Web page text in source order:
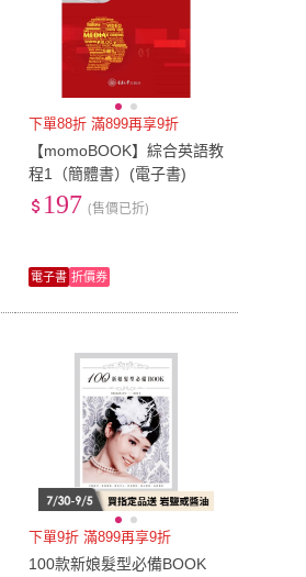
下單88折 滿899再享9折
【momoBOOK】綜合英語教
程1（簡體書）(電子書)
197 (售價已折)
電子書 折價券
下單9折 滿899再享9折
100款新娘髮型必備BOOK